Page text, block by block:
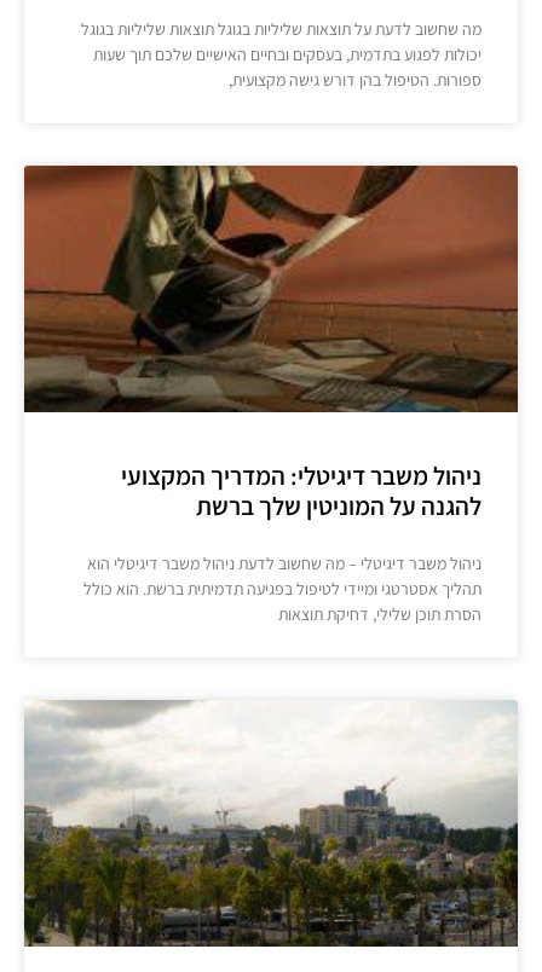
מה שחשוב לדעת על תוצאות שליליות בגוגל תוצאות שליליות בגוגל
יכולות לפגוע בתדמית, בעסקים ובחיים האישיים שלכם תוך שעות
ספורות. הטיפול בהן דורש גישה מקצועית,
ניהול משבר דיגיטלי: המדריך המקצועי
להגנה על המוניטין שלך ברשת
ניהול משבר דיגיטלי – מה שחשוב לדעת ניהול משבר דיגיטלי הוא
תהליך אסטרטגי ומיידי לטיפול בפגיעה תדמיתית ברשת. הוא כולל
הסרת תוכן שלילי, דחיקת תוצאות